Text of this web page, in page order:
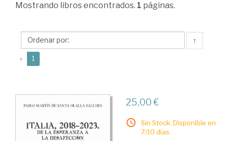
Martín
Santa
Olalla,
Mostrando libros encontrados. 1 páginas.
↑
« 1
25,00 €
Sin Stock. Disponible en
7/10 días.